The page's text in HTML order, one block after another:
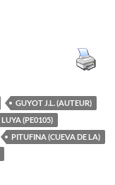
GUYOT J.L. (AUTEUR)
LUYA (PE0105)
PITUFINA (CUEVA DE LA)